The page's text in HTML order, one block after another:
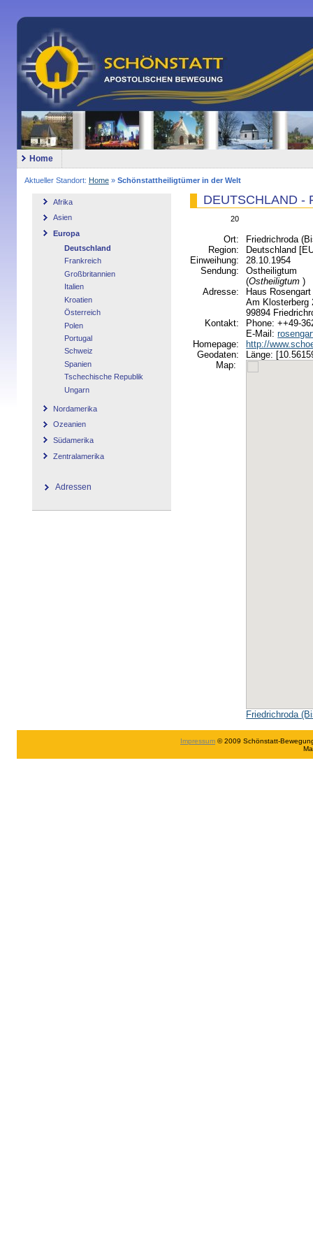
Home
Aktueller Standort: Home» Schönstattheiligtümer in der Welt
Afrika
Asien
Europa
Deutschland
Frankreich
Großbritannien
Italien
Kroatien
Österreich
Polen
Portugal
Schweiz
Spanien
Tschechische Republik
Ungarn
Nordamerika
Ozeanien
Südamerika
Zentralamerika
Adressen
DEUTSCHLAND -
20
Ort:
Friedrichroda
Region:
Deutschland
Einweihung:
28.10.1954
Sendung:
Ostheiligtum
(Ostheiligtum)
Adresse:
Haus Rosengart
Am Klosterberg
99894
Kontakt:
Phone: ++49-
E-Mail:
Homepage:
http://
Geodaten:
Länge:
Map:
Friedrichroda
Impressum © 2009 Schönstatt-